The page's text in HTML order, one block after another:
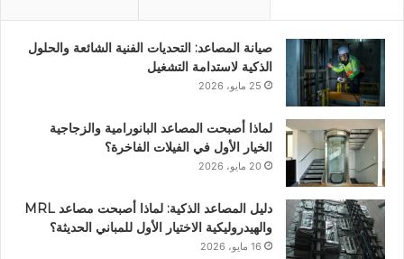
صيانة المصاعد: التحديات الفنية الشائعة والحلول
الذكية لاستدامة التشغيل
25 مايو، 2026
لماذا أصبحت المصاعد البانورامية والزجاجية
الخيار الأول في الفيلات الفاخرة؟
20 مايو، 2026
دليل المصاعد الذكية: لماذا أصبحت مصاعد MRL
والهيدروليكية الاختيار الأول للمباني الحديثة؟
16 مايو، 2026